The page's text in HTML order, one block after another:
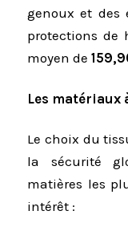
genoux et des
protections de
moyen de
Les
Le choix du
la sécurité
matières les
intérêt :